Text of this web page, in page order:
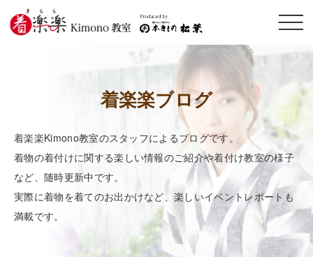
メニ
着楽楽ブログ
着楽楽Kimono教室のスタッフによるブログです。
着物の着付けに関する楽しい情報のご紹介や着付け教室の様子
など、随時更新中です。
実際に着物を着てのお出かけなど、楽しいイベントレポートも
満載です。